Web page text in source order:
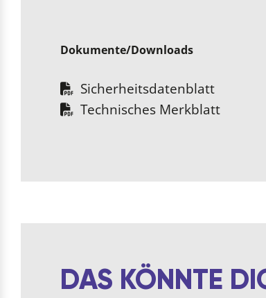
Dokumente/Downloads
Sicherheitsdatenblatt
Technisches Merkblatt
DAS KÖNNTE